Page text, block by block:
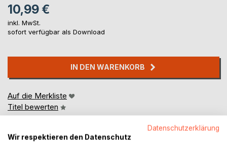
10,99 €
inkl. MwSt.
sofort verfügbar als Download
IN DEN WARENKORB
Auf die Merkliste
Titel bewerten
Datenschutzerklärung
Wir respektieren den Datenschutz